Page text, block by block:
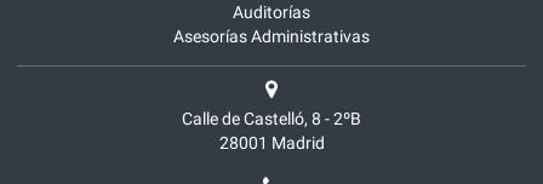
Auditorías
Asesorías Administrativas
Calle de Castelló, 8 - 2ºB
28001 Madrid